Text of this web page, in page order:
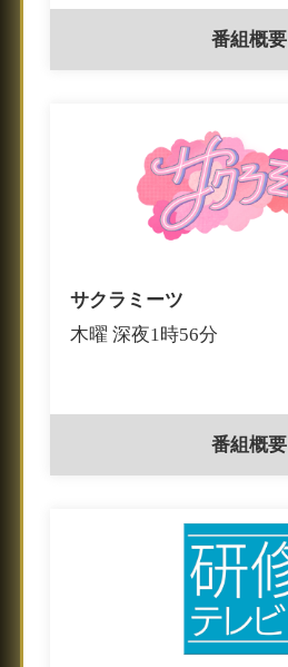
番組概要
サクラミーツ
木曜 深夜1時56分
番組概要